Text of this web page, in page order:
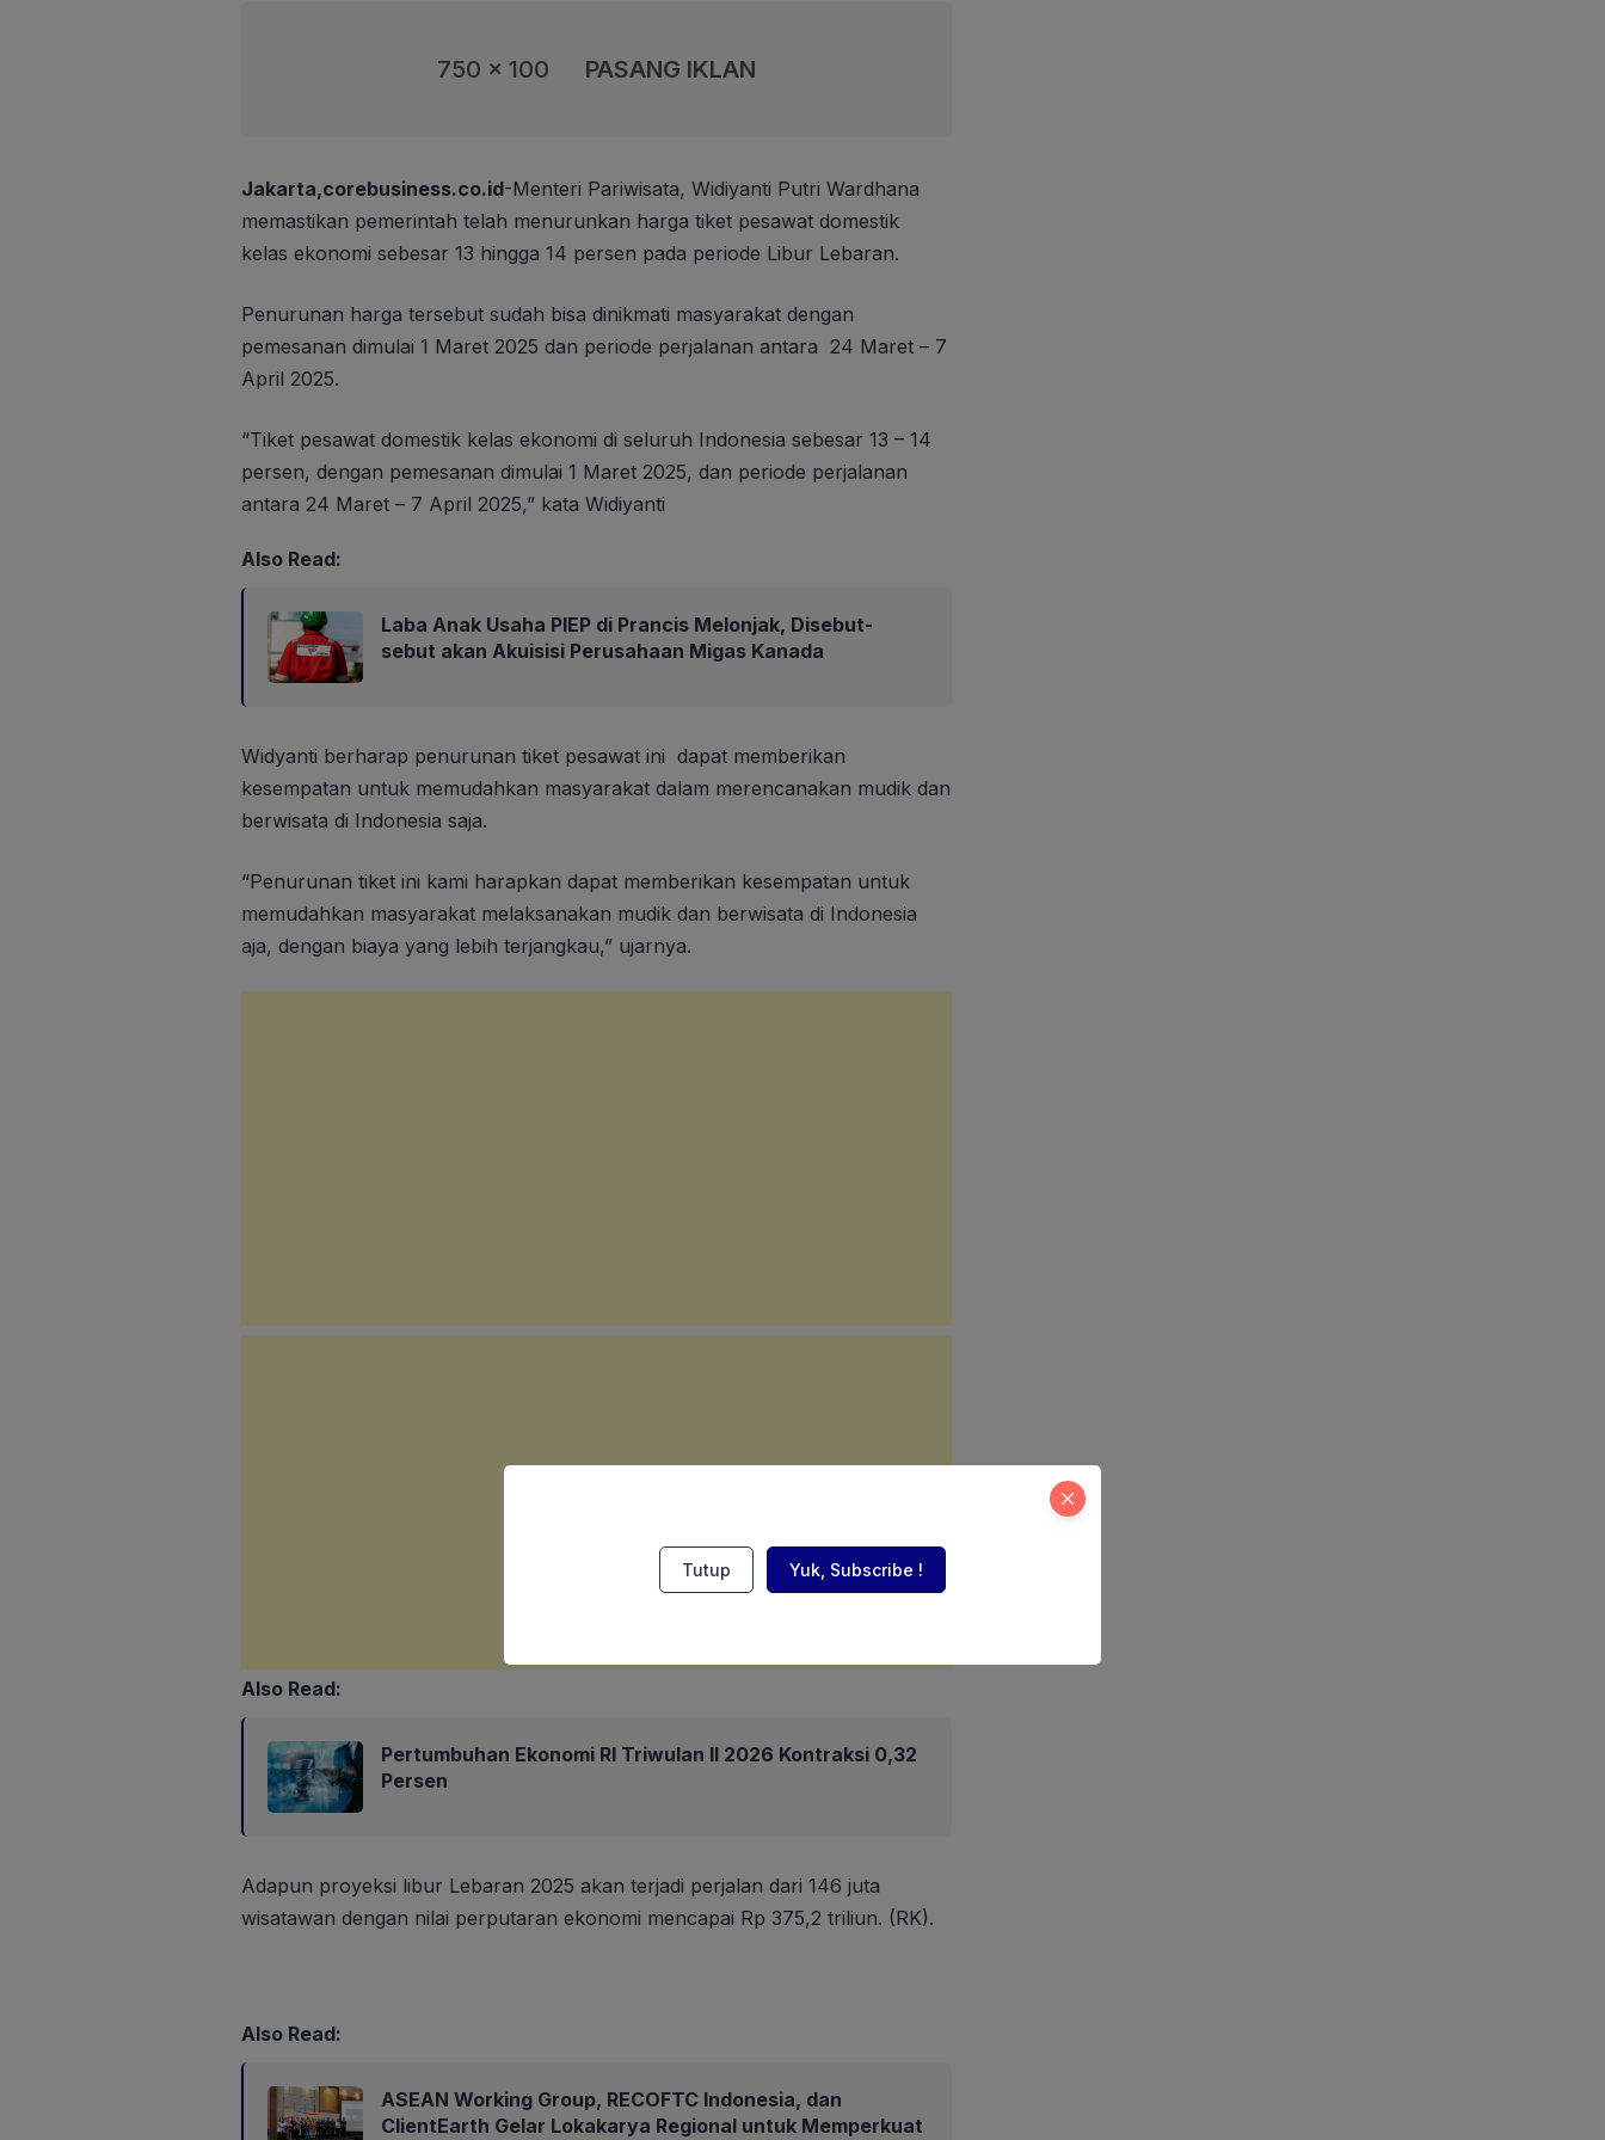
750 x 100 PASANG IKLAN
Jakarta,corebusiness.co.id-Menteri Pariwisata, Widiyanti Putri Wardhana
memastikan pemerintah telah menurunkan harga tiket pesawat domestik
kelas ekonomi sebesar 13 hingga 14 persen pada periode Libur Lebaran.
Penurunan harga tersebut sudah bisa dinikmati masyarakat dengan
pemesanan dimulai 1 Maret 2025 dan periode perjalanan antara 24 Maret – 7
April 2025.
“Tiket pesawat domestik kelas ekonomi di seluruh Indonesia sebesar 13 – 14
persen, dengan pemesanan dimulai 1 Maret 2025, dan periode perjalanan
antara 24 Maret – 7 April 2025,” kata Widiyanti
Also Read:
Laba Anak Usaha PIEP di Prancis Melonjak, Disebut-
sebut akan Akuisisi Perusahaan Migas Kanada
Widyanti berharap penurunan tiket pesawat ini dapat memberikan
kesempatan untuk memudahkan masyarakat dalam merencanakan mudik dan
berwisata di Indonesia saja.
“Penurunan tiket ini kami harapkan dapat memberikan kesempatan untuk
memudahkan masyarakat melaksanakan mudik dan berwisata di Indonesia
aja, dengan biaya yang lebih terjangkau,” ujarnya.
Also Read:
Pertumbuhan Ekonomi RI Triwulan II 2026 Kontraksi 0,32
Persen
Adapun proyeksi libur Lebaran 2025 akan terjadi perjalan dari 146 juta
wisatawan dengan nilai perputaran ekonomi mencapai Rp 375,2 triliun. (RK).
Also Read:
ASEAN Working Group, RECOFTC Indonesia, dan
ClientEarth Gelar Lokakarya Regional untuk Memperkuat
Tutup Yuk, Subscribe !